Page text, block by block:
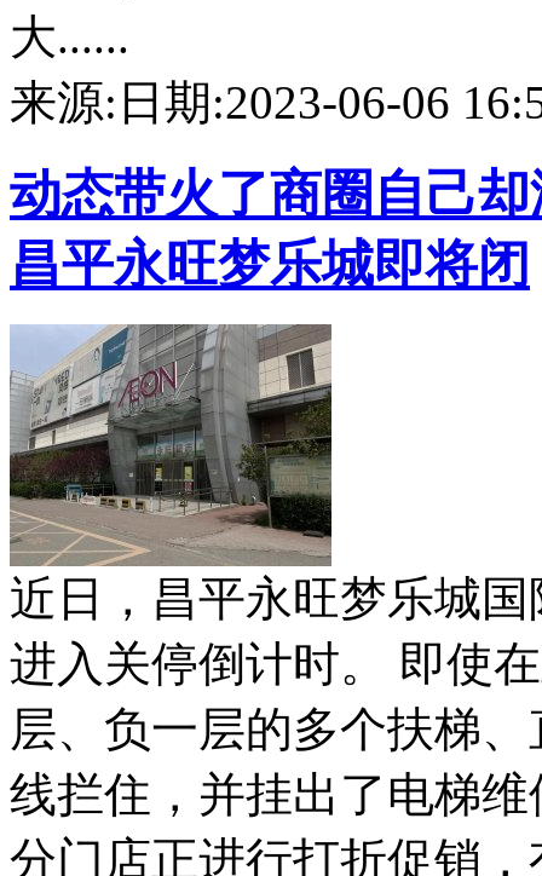
大......
来源: 日期:2023-06-06
动态带火了商圈自己
昌平永旺梦乐城即将闭
近日，昌平永旺梦乐城
进入关停倒计时。 即使
层、负一层的多个扶梯
线拦住，并挂出了电梯
分门店正进行打折促销